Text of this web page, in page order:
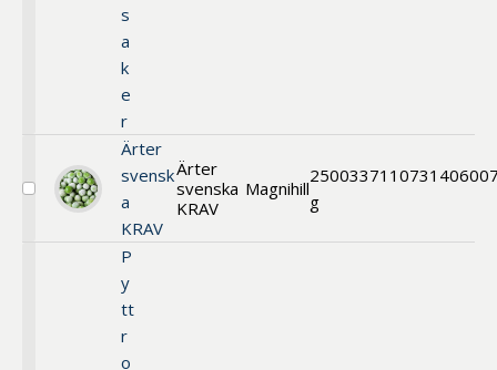
s
a
k
e
r
Välj
Ärter
svensk
a
KRAV
Ärter
svenska
KRAV
Magnihill
2500
g
33711
P
y
tt
r
o